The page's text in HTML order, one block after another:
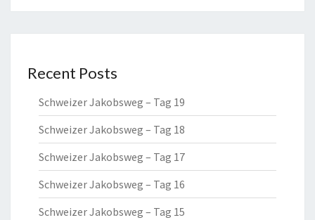
Recent Posts
Schweizer Jakobsweg – Tag 19
Schweizer Jakobsweg – Tag 18
Schweizer Jakobsweg – Tag 17
Schweizer Jakobsweg – Tag 16
Schweizer Jakobsweg – Tag 15